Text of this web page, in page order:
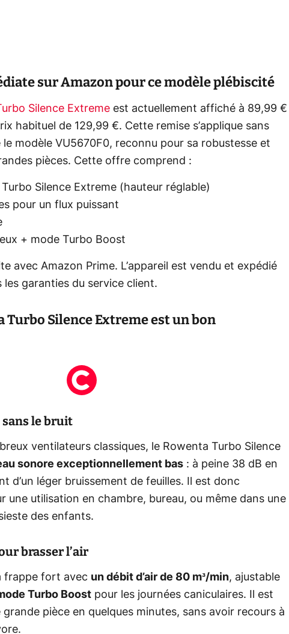
sur Amazon pour ce modèle plébiscité
Silence Extreme est actuellement affiché à 89,99 €
habituel de 129,99 €. Cette remise s’applique sans
modèle VU5670F0, reconnu pour sa robustesse et
pièces. Cette offre comprend :
Silence Extreme (hauteur réglable)
pour un flux puissant
+ mode Turbo Boost
avec Amazon Prime. L’appareil est vendu et expédié
garanties du service client.
Turbo Silence Extreme est un bon
le bruit
ventilateurs classiques, le Rowenta Turbo Silence
sonore exceptionnellement bas : à peine 38 dB en
d’un léger bruissement de feuilles. Il est donc
une utilisation en chambre, bureau, ou même dans une
des enfants.
brasser l’air
frappe fort avec un débit d’air de 80 m³/min, ajustable
Turbo Boost pour les journées caniculaires. Il est
pièce en quelques minutes, sans avoir recours à